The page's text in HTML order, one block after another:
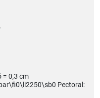
= 0,3 cm
Pectoral: